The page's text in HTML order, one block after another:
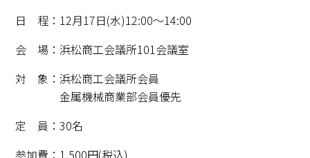
日 程：12月17日(水)12:00～14:00
会 場：浜松商工会議所101会議室
対 象：浜松商工会議所会員
金属機械商業部会員優先
定 員：30名
参加費：1,500円(税込)